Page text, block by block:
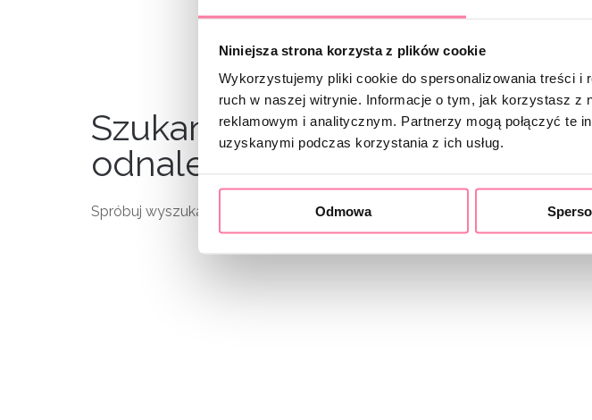
Niniejsza strona korzysta z plików cookie
Wykorzystujemy pliki cookie do spersonalizowania treści i
ruch w naszej witrynie. Informacje o tym, jak korzystasz z
reklamowym i analitycznym. Partnerzy mogą połączyć te
uzyskanymi podczas korzystania z ich usług.
Odmowa
Szukana strona nie została
odnaleziona.
Spróbuj wyszukać jeszcze raz lubwroć do strony głównej